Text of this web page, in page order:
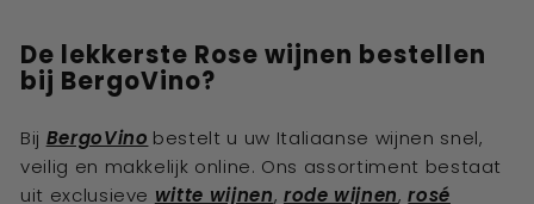
De lekkerste Rose wijnen bestellen
bij BergoVino?
Bij BergoVino bestelt u uw Italiaanse wijnen snel,
veilig en makkelijk online. Ons assortiment bestaat
uit exclusieve witte wijnen, rode wijnen, rosé